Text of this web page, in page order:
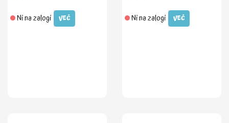
Ni na zalogi VEČ Ni na zalogi VEČ